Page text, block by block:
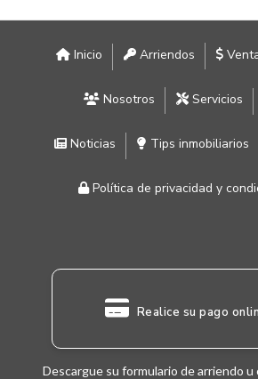
Inicio Arriendos
Nosotros Servicios
Noticias Tips inmobiliarios
Política de privacidad y
Realice su pago
Descargue su formulario de arriendo